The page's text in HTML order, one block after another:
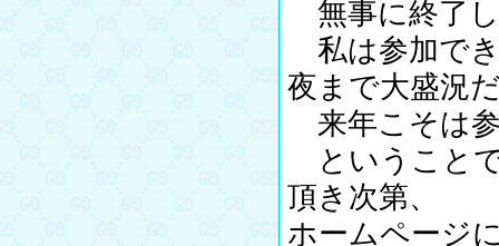
無事に終了
私は参加で
夜まで大盛況
来年こそは
ということ
頂き次第、
ホームページ